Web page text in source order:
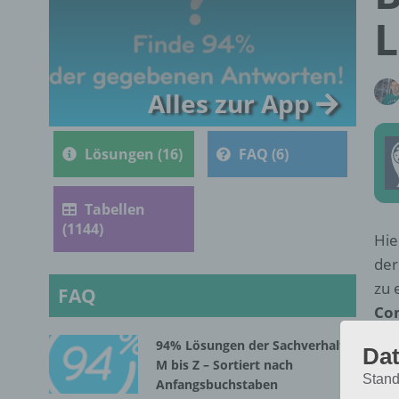
zu
Alles zur App
Lösungen (16) FAQ (6)
Tabellen
(1144)
FAQ
94% Lösungen der Sachverhalte
M bis Z – Sortiert nach
Anfangsbuchstaben